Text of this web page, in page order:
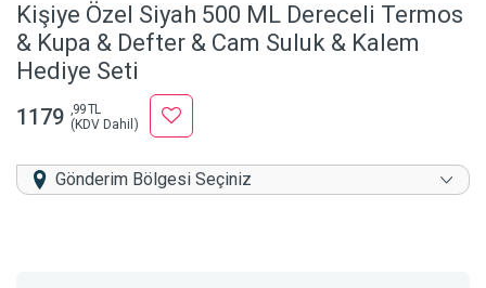
Kişiye Özel Siyah 500 ML Dereceli Termos
& Kupa & Defter & Cam Suluk & Kalem
Hediye Seti
1179 ,99 TL
(KDV Dahil)
Gönderim Bölgesi Seçiniz